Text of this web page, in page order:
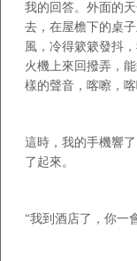
我的回答。外面的
去，在屋檐下的桌
風，冷得簌簌發抖
火機上來回撥弄，
樣的聲音，喀嚓，喀
這時，我的手機響
了起來。
“我到酒店了，你一